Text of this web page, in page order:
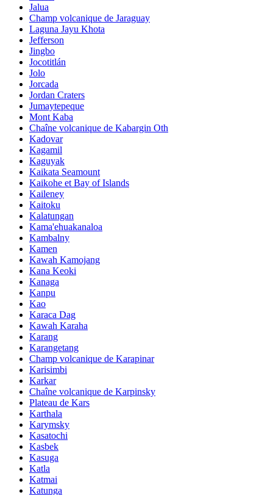
Jalua
Champ volcanique de Jaraguay
Laguna Jayu Khota
Jefferson
Jingbo
Jocotitlán
Jolo
Jorcada
Jordan Craters
Jumaytepeque
Mont Kaba
Chaîne volcanique de Kabargin Oth
Kadovar
Kagamil
Kaguyak
Kaikata Seamount
Kaikohe et Bay of Islands
Kaileney
Kaitoku
Kalatungan
Kama'ehuakanaloa
Kambalny
Kamen
Kawah Kamojang
Kana Keoki
Kanaga
Kanpu
Kao
Karaca Dag
Kawah Karaha
Karang
Karangetang
Champ volcanique de Karapinar
Karisimbi
Karkar
Chaîne volcanique de Karpinsky
Plateau de Kars
Karthala
Karymsky
Kasatochi
Kasbek
Kasuga
Katla
Katmai
Katunga